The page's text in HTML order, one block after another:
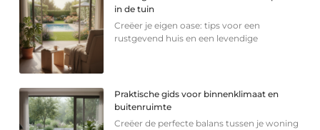
in de tuin
Creëer je eigen oase: tips voor een
rustgevend huis en een levendige
Praktische gids voor binnenklimaat en
buitenruimte
Creëer de perfecte balans tussen je woning